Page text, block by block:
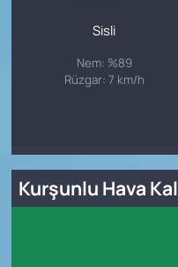
Sisli
Nem: %89
Rüzgar: 7 km/h
Kurşunlu Hava